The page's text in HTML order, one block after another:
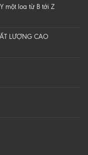
một loa từ B tới Z
LƯỢNG CAO